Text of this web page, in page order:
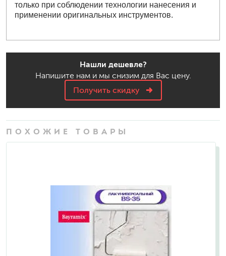
только при соблюдении технологии нанесения и
применении оригинальных инструментов.
Нашли дешевле?
Напишите нам и мы снизим для Вас цену.
Получить скидку
ПОХОЖИЕ ТОВАРЫ